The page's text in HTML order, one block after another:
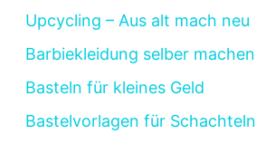
Upcycling – Aus alt mach neu
Barbiekleidung selber machen
Basteln für kleines Geld
Bastelvorlagen für Schachteln